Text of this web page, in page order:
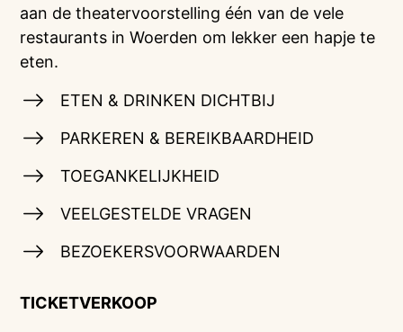
aan de theatervoorstelling één van de vele
restaurants in Woerden om lekker een hapje te
eten.
ETEN & DRINKEN DICHTBIJ
PARKEREN & BEREIKBAARDHEID
TOEGANKELIJKHEID
VEELGESTELDE VRAGEN
BEZOEKERSVOORWAARDEN
TICKETVERKOOP